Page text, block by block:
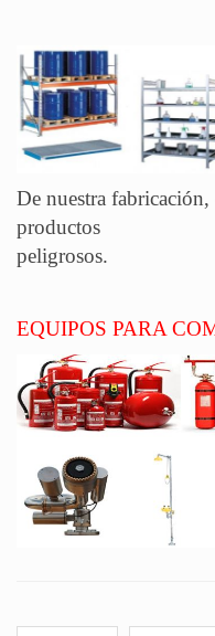
De nuestra fabricación,
productos
EQUIPOS PARA